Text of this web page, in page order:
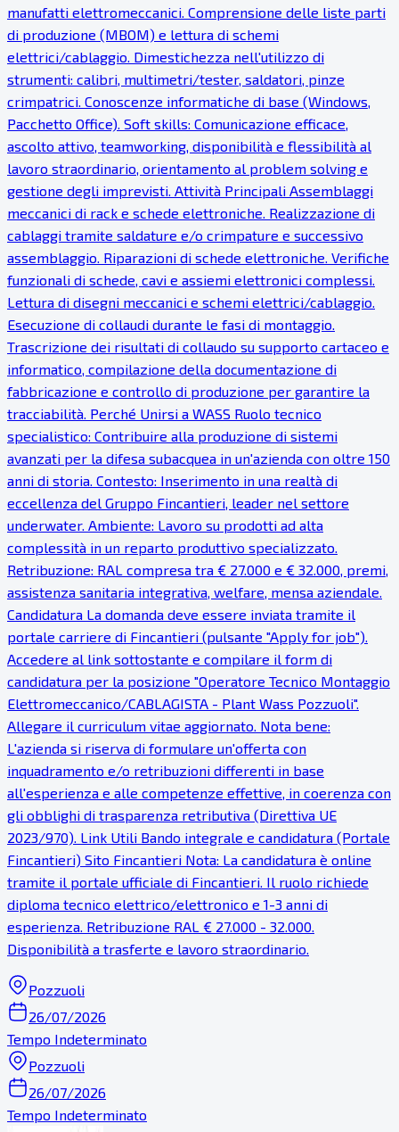
manufatti elettromeccanici. Comprensione delle liste parti
di produzione (MBOM) e lettura di schemi
elettrici/cablaggio. Dimestichezza nell'utilizzo di
strumenti: calibri, multimetri/tester, saldatori, pinze
crimpatrici. Conoscenze informatiche di base (Windows,
Pacchetto Office). Soft skills: Comunicazione efficace,
ascolto attivo, teamworking, disponibilità e flessibilità al
lavoro straordinario, orientamento al problem solving e
gestione degli imprevisti. Attività Principali Assemblaggi
meccanici di rack e schede elettroniche. Realizzazione di
cablaggi tramite saldature e/o crimpature e successivo
assemblaggio. Riparazioni di schede elettroniche. Verifiche
funzionali di schede, cavi e assiemi elettronici complessi.
Lettura di disegni meccanici e schemi elettrici/cablaggio.
Esecuzione di collaudi durante le fasi di montaggio.
Trascrizione dei risultati di collaudo su supporto cartaceo e
informatico, compilazione della documentazione di
fabbricazione e controllo di produzione per garantire la
tracciabilità. Perché Unirsi a WASS Ruolo tecnico
specialistico: Contribuire alla produzione di sistemi
avanzati per la difesa subacquea in un'azienda con oltre 150
anni di storia. Contesto: Inserimento in una realtà di
eccellenza del Gruppo Fincantieri, leader nel settore
underwater. Ambiente: Lavoro su prodotti ad alta
complessità in un reparto produttivo specializzato.
Retribuzione: RAL compresa tra € 27.000 e € 32.000, premi,
assistenza sanitaria integrativa, welfare, mensa aziendale.
Candidatura La domanda deve essere inviata tramite il
portale carriere di Fincantieri (pulsante "Apply for job").
Accedere al link sottostante e compilare il form di
candidatura per la posizione "Operatore Tecnico Montaggio
Elettromeccanico/CABLAGISTA - Plant Wass Pozzuoli".
Allegare il curriculum vitae aggiornato. Nota bene:
L'azienda si riserva di formulare un'offerta con
inquadramento e/o retribuzioni differenti in base
all'esperienza e alle competenze effettive, in coerenza con
gli obblighi di trasparenza retributiva (Direttiva UE
2023/970). Link Utili Bando integrale e candidatura (Portale
Fincantieri) Sito Fincantieri Nota: La candidatura è online
tramite il portale ufficiale di Fincantieri. Il ruolo richiede
diploma tecnico elettrico/elettronico e 1-3 anni di
esperienza. Retribuzione RAL € 27.000 - 32.000.
Disponibilità a trasferte e lavoro straordinario.
Pozzuoli
26/07/2026
Tempo Indeterminato
Pozzuoli
26/07/2026
Tempo Indeterminato